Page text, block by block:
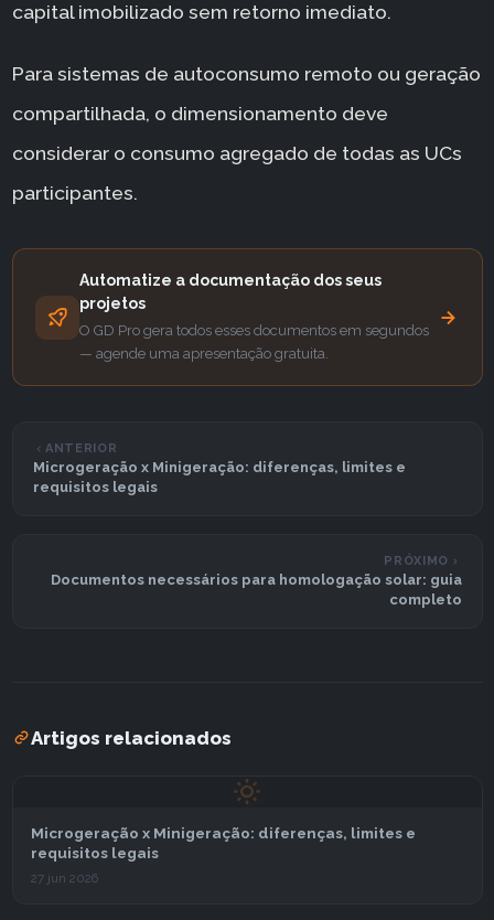
capital imobilizado sem retorno imediato.
Para sistemas de autoconsumo remoto ou geração
compartilhada, o dimensionamento deve
considerar o consumo agregado de todas as UCs
participantes.
Automatize a documentação dos seus
projetos
O GD Pro gera todos esses documentos em segundos
— agende uma apresentação gratuita.
ANTERIOR
Microgeração x Minigeração: diferenças, limites e
requisitos legais
PRÓXIMO
Documentos necessários para homologação solar: guia
completo
Artigos relacionados
Microgeração x Minigeração: diferenças, limites e
requisitos legais
27 jun 2026